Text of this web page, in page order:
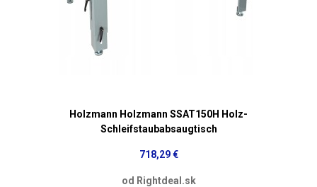
Holzmann Holzmann SSAT150H Holz-
Schleifstaubabsaugtisch
718,29 €
od Rightdeal.sk